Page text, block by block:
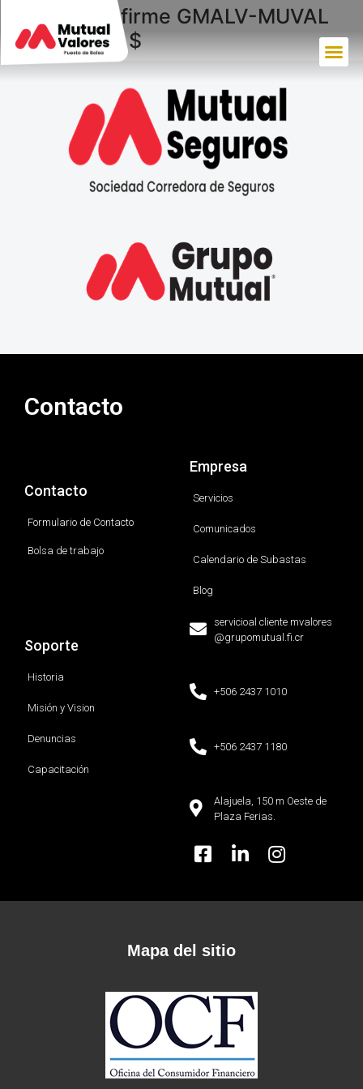
Colocación firme GMALV-MUVAL
W3 030920 $
Contacto
Contacto
Formulario de Contacto
Bolsa de trabajo
Empresa
Servicios
Comunicados
Calendario de Subastas
Blog
Soporte
Historia
Misión y Vision
Denuncias
Capacitación
servicioal cliente mvalores
@grupomutual.fi.cr
+506 2437 1010
+506 2437 1180
Alajuela, 150 m Oeste de
Plaza Ferias.
Mapa del sitio